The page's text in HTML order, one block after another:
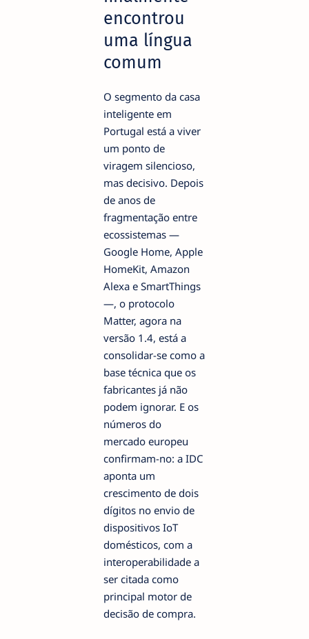
encontrou
uma língua
comum
O segmento da casa
inteligente em
Portugal está a viver
um ponto de
viragem silencioso,
mas decisivo. Depois
de anos de
fragmentação entre
ecossistemas —
Google Home, Apple
HomeKit, Amazon
Alexa e SmartThings
—, o protocolo
Matter, agora na
versão 1.4, está a
consolidar-se como a
base técnica que os
fabricantes já não
podem ignorar. E os
números do
mercado europeu
confirmam-no: a IDC
aponta um
crescimento de dois
dígitos no envio de
dispositivos IoT
domésticos, com a
interoperabilidade a
ser citada como
principal motor de
decisão de compra.